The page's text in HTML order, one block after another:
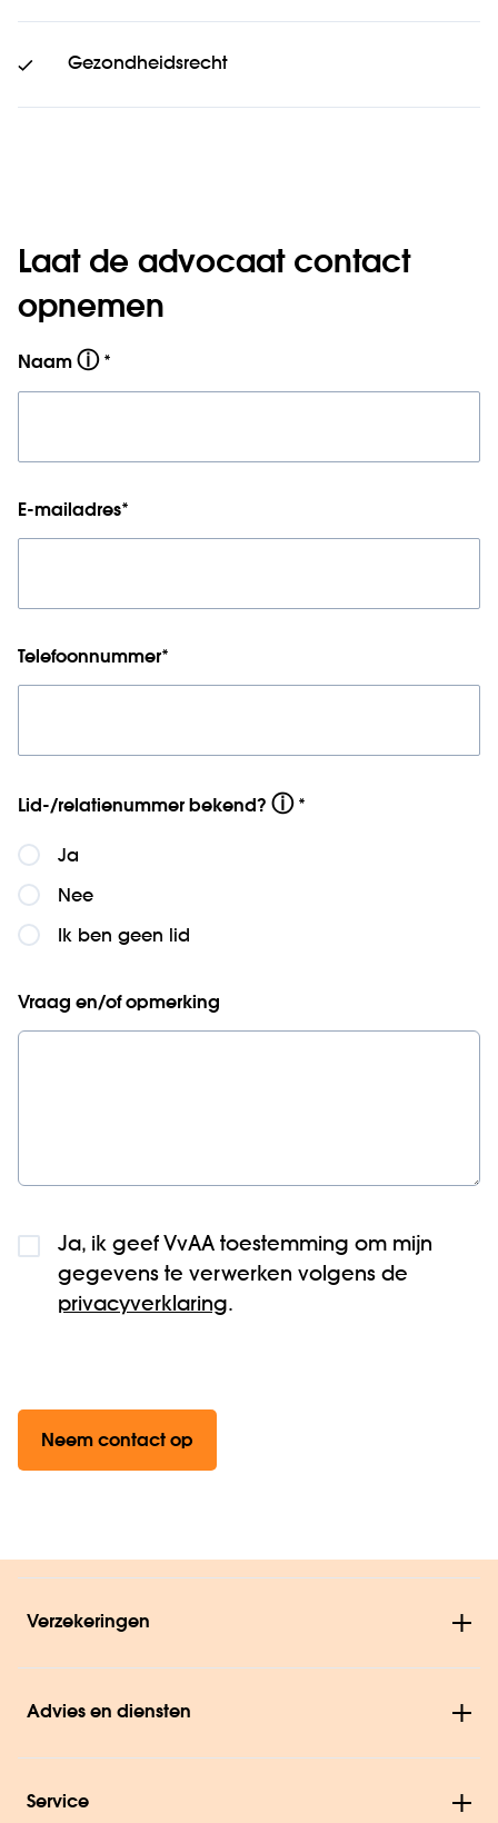
Gezondheidsrecht
Laat de advocaat contact
opnemen
Naam ⓘ *
E-mailadres*
Telefoonnummer*
Lid-/relatienummer bekend? ⓘ *
Ja
Nee
Ik ben geen lid
Vraag en/of opmerking
Ja, ik geef VvAA toestemming om mijn
gegevens te verwerken volgens de
privacyverklaring.
Neem contact op
Verzekeringen
Advies en diensten
Service